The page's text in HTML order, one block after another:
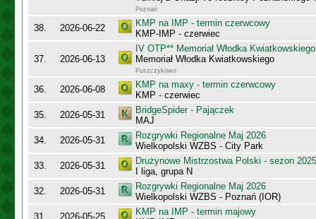
Poznań
38. 2026-06-22
KMP na IMP - termin czerwcowy
KMP-IMP - czerwiec
37. 2026-06-13
IV OTP** Memoriał Włodka Kwiatkowskiego
Memoriał Włodka Kwiatkowskiego
Puszczykowo
36. 2026-06-08
KMP na maxy - termin czerwcowy
KMP - czerwiec
35.
2026-05-31
BridgeSpider - Pajączek
MAJ
34.
2026-05-31
Rozgrywki Regionalne Maj 2026
Wielkopolski WZBS - City Park
33.
2026-05-31
Drużynowe Mistrzostwa Polski - sezon
I liga, grupa N
32.
2026-05-31
Rozgrywki Regionalne Maj 2026
Wielkopolski WZBS - Poznań (IOR)
31.
2026-05-25
KMP na IMP - termin majowy